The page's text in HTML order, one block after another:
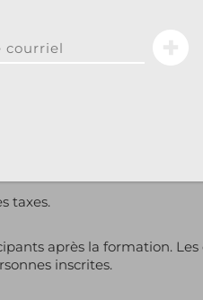
l’exclusion du
requis ou en cas de
du début de la
etc.). En cas
taxes.
après la formation.
inscrites.